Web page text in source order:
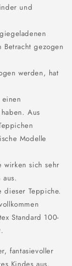
und
gezogen
werden, hat
Aus
Modelle
wirken sich sehr
Teppiche.
Standard 100-
fantasievoller